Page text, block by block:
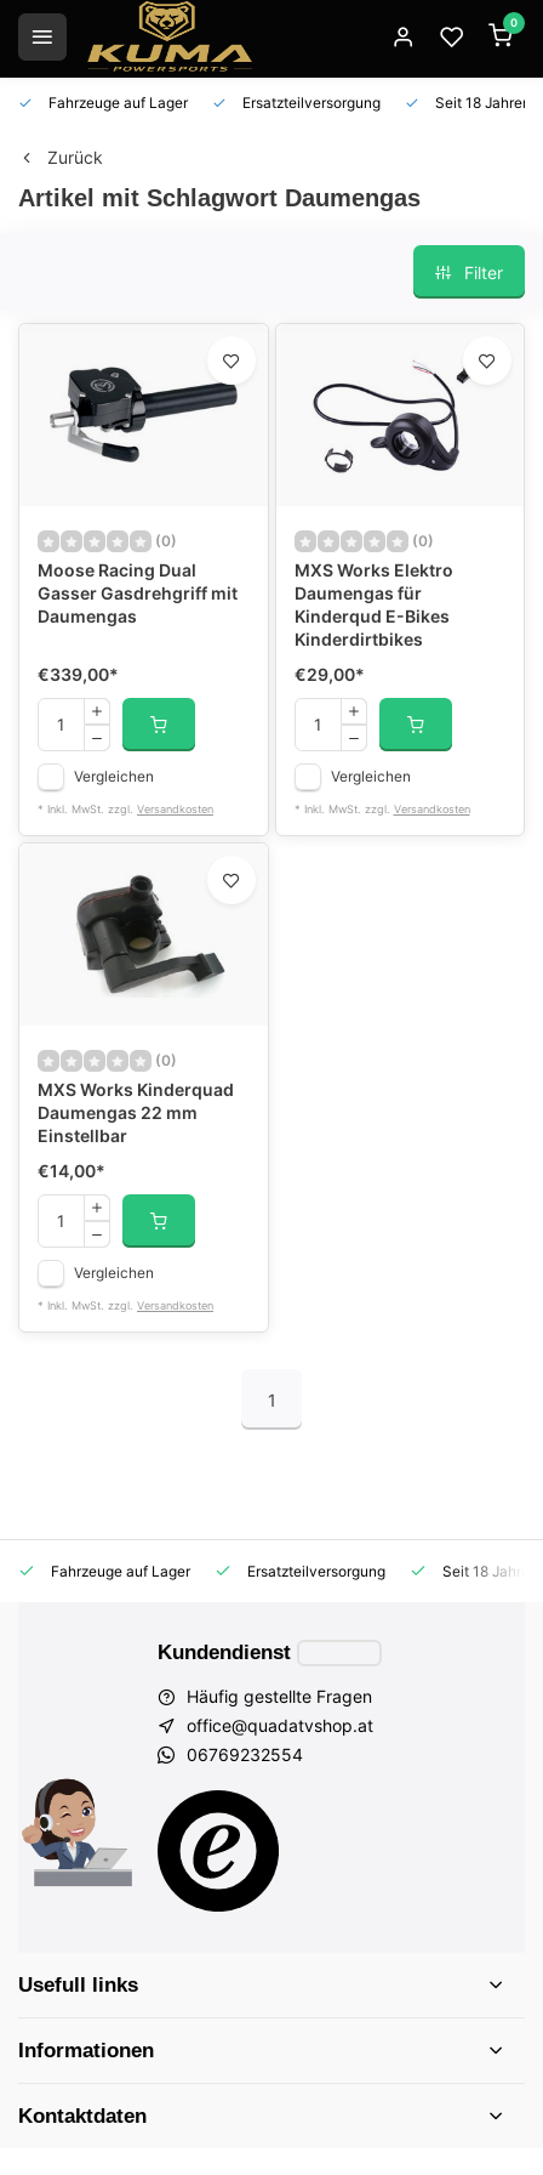
0
Fahrzeuge auf Lager Ersatzteilversorgung Seit 18 Jahren
Zurück
Artikel mit Schlagwort Daumengas
Filter
(0)
Moose Racing Dual
Gasser Gasdrehgriff mit
Daumengas
€339,00*
Vergleichen
* Inkl. MwSt. zzgl. Versandkosten
(0)
MXS Works Elektro
Daumengas für
Kinderqud E-Bikes
Kinderdirtbikes
€29,00*
Vergleichen
* Inkl. MwSt. zzgl. Versandkosten
(0)
MXS Works Kinderquad
Daumengas 22 mm
Einstellbar
€14,00*
Vergleichen
* Inkl. MwSt. zzgl. Versandkosten
1
Fahrzeuge auf Lager Ersatzteilversorgung Seit 18
Kundendienst
Häufig gestellte Fragen
office@quadatvshop.at
06769232554
Usefull links
Informationen
Kontaktdaten